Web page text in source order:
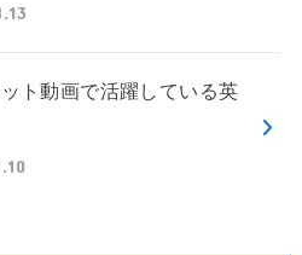
ト動画で活躍している英